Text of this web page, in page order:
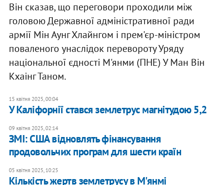
Він сказав, що переговори проходили між
головою Державної адміністративної ради
армії Мін Аунг Хлайнгом і прем'єр-міністром
поваленого унаслідок перевороту Уряду
національної єдності М'янми (ПНЕ) У Ман Він
Кхаінг Таном.
15 квітня 2025, 00:04
У Каліфорнії стався землетрус магнітудою 5,2
09 квітня 2025, 02:14
ЗМІ: США відновлять фінансування
продовольчих програм для шести країн
05 квітня 2025, 10:25
Кількість жертв землетрусу в М'янмі